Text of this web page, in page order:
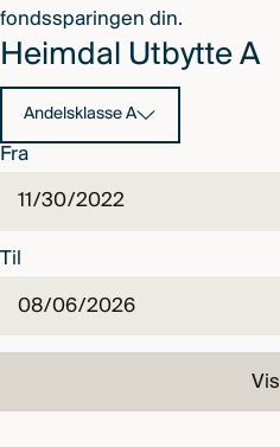
fondssparingen din.
Heimdal Utbytte A
Andelsklasse A
Fra
Til
Vis